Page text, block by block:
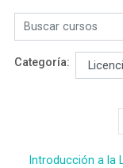
Buscar cursos
Categoría:
Introducción a la